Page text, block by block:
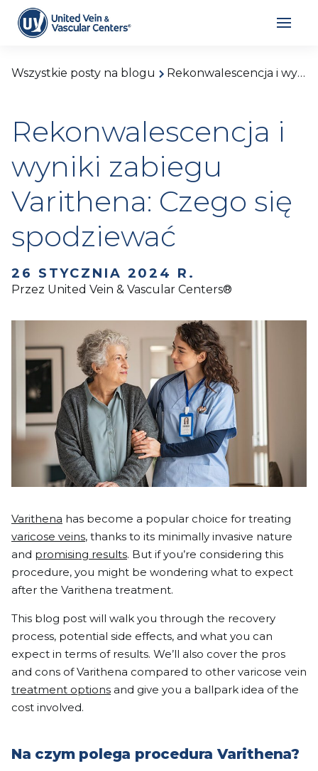
Wszystkie posty na blogu Rekonwalescencja i wyniki zabiegu Varithena: Czego się spodziewać
Rekonwalescencja i
wyniki zabiegu
Varithena: Czego się
spodziewać
26 STYCZNIA 2024 R.
Przez United Vein & Vascular Centers®
Varithena has become a popular choice for treating
varicose veins, thanks to its minimally invasive nature
and promising results. But if you’re considering this
procedure, you might be wondering what to expect
after the Varithena treatment.
This blog post will walk you through the recovery
process, potential side effects, and what you can
expect in terms of results. We’ll also cover the pros
and cons of Varithena compared to other varicose vein
treatment options and give you a ballpark idea of the
cost involved.
Na czym polega procedura Varithena?